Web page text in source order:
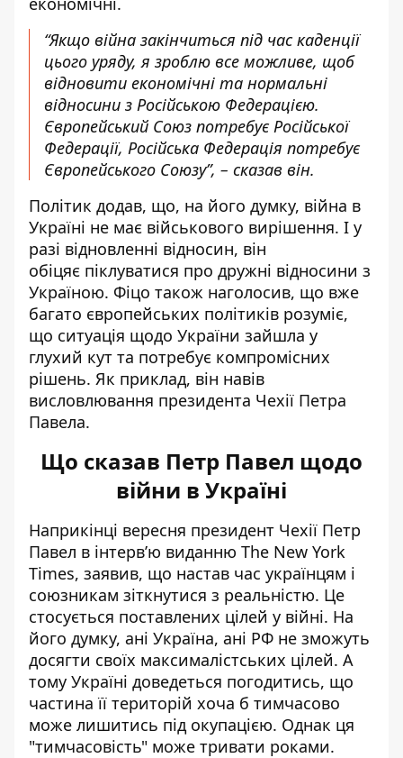
“Якщо війна закінчиться під час каденції
цього уряду, я зроблю все можливе, щоб
відновити економічні та нормальні
відносини з Російською Федерацією.
Європейський Союз потребує Російської
Федерації, Російська Федерація потребує
Європейського Союзу”, – сказав він.
Політик додав, що, на його думку, війна в
Україні не має військового вирішення. І у
разі відновленні відносин, він
обіцяє піклуватися про дружні відносини з
Україною. Фіцо також наголосив, що вже
багато європейських політиків розуміє,
що ситуація щодо України зайшла у
глухий кут та потребує компромісних
рішень. Як приклад, він навів
висловлювання президента Чехії Петра
Павела.
Що сказав Петр Павел щодо
війни в Україні
Наприкінці вересня президент Чехії Петр
Павел в інтерв’ю виданню The New York
Times, заявив, що настав час українцям і
союзникам зіткнутися з реальністю. Це
стосується поставлених цілей у війні. На
його думку, ані Україна, ані РФ не зможуть
досягти своїх максималістських цілей. А
тому Україні доведеться погодитись, що
частина її територій хоча б тимчасово
може лишитись під окупацією. Однак ця
"тимчасовість" може тривати роками.